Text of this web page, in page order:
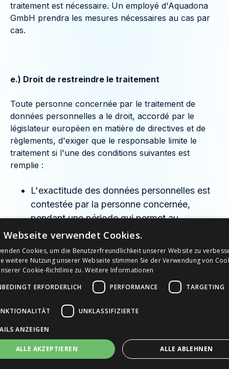
traitement est nécessaire. Un employé d'Aquadona
GmbH prendra les mesures nécessaires au cas par
cas.
e.) Droit de restreindre le traitement
Toute personne concernée par le traitement de
données personnelles a le droit, accordé par le
législateur européen en matière de directives et de
règlements, d'exiger que le responsable limite le
traitement si l'une des conditions suivantes est
remplie :
L'exactitude des données personnelles est
contestée par la personne concernée,
pendant une période qui permet au
responsable de vérifier l'exactitude des
données personnelles.
Le traitement est illégal, la personne
concernée refuse de supprimer les données
personnelles et demande à la place que leur
Le responsable du traitement n'a plus
besoin des données personnelles à des fins
de traitement, mais la personne concernée
en a besoin pour faire valoir, exercer ou
Webseite verwendet Cookies.
Cookies, um die Benutzerfreundlichkeit unserer Website zu
weitere Nutzung unserer Webseite stimmen Sie der Verwendung von
Cookie-Richtlinie zu. Weitere Informationen
ERFORDERLICH
PERFORMANCE TARGETING
UNKLASSIFIZIERTE
ANZEIGEN
ALLE AKZEPTIEREN ALLE ABLEHNEN